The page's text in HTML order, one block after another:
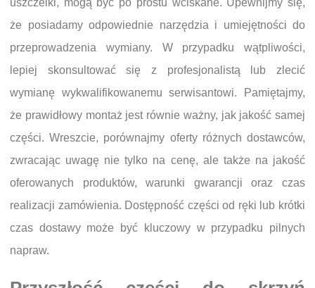
że posiadamy odpowiednie narzędzia i umiejętności do
przeprowadzenia wymiany. W przypadku wątpliwości,
lepiej skonsultować się z profesjonalistą lub zlecić
wymianę wykwalifikowanemu serwisantowi. Pamiętajmy,
że prawidłowy montaż jest równie ważny, jak jakość samej
części. Wreszcie, porównajmy oferty różnych dostawców,
zwracając uwagę nie tylko na cenę, ale także na jakość
oferowanych produktów, warunki gwarancji oraz czas
realizacji zamówienia. Dostępność części od ręki lub krótki
czas dostawy może być kluczowy w przypadku pilnych
napraw.